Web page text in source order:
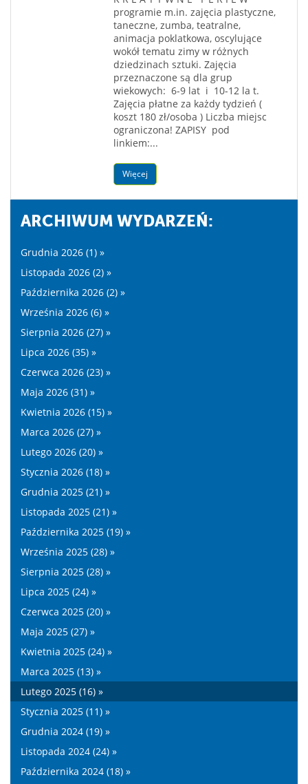
programie m.in. zajęcia plastyczne,
taneczne, zumba, teatralne,
animacja poklatkowa, oscylujące
wokół tematu zimy w różnych
dziedzinach sztuki. Zajęcia
przeznaczone są dla grup
wiekowych: 6-9 lat i 10-12 la t.
Zajęcia płatne za każdy tydzień (
koszt 180 zł/osoba ) Liczba miejsc
ograniczona! ZAPISY pod
linkiem:...
Więcej
ARCHIWUM WYDARZEŃ:
Grudnia 2026 (1) »
Listopada 2026 (2) »
Października 2026 (2) »
Września 2026 (6) »
Sierpnia 2026 (27) »
Lipca 2026 (35) »
Czerwca 2026 (23) »
Maja 2026 (31) »
Kwietnia 2026 (15) »
Marca 2026 (27) »
Lutego 2026 (20) »
Stycznia 2026 (18) »
Grudnia 2025 (21) »
Listopada 2025 (21) »
Października 2025 (19) »
Września 2025 (28) »
Sierpnia 2025 (28) »
Lipca 2025 (24) »
Czerwca 2025 (20) »
Maja 2025 (27) »
Kwietnia 2025 (24) »
Marca 2025 (13) »
Lutego 2025 (16) »
Stycznia 2025 (11) »
Grudnia 2024 (19) »
Listopada 2024 (24) »
Października 2024 (18) »